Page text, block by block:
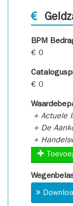
BPM
€ 0
€ 0
+ Actuele
+ De
+